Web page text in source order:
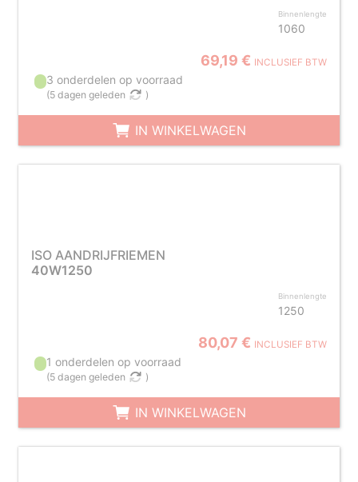
Binnenlengte
1060
69,19 € INCLUSIEF BTW
3 onderdelen op voorraad
(5 dagen geleden )
IN WINKELWAGEN
ISO AANDRIJFRIEMEN
40W1250
Binnenlengte
1250
80,07 € INCLUSIEF BTW
1 onderdelen op voorraad
(5 dagen geleden )
IN WINKELWAGEN